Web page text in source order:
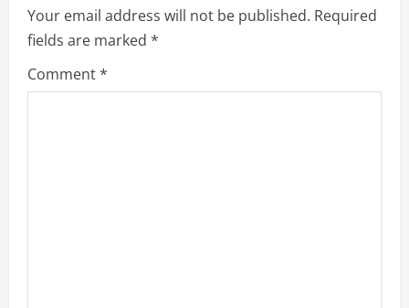
R
e
Your email address will not be published. Required
fields are marked *
Comment*